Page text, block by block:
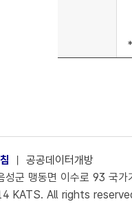
ㅣ 공공데이터개방
성군 맹동면 이수로 93 국
KATS. All rights